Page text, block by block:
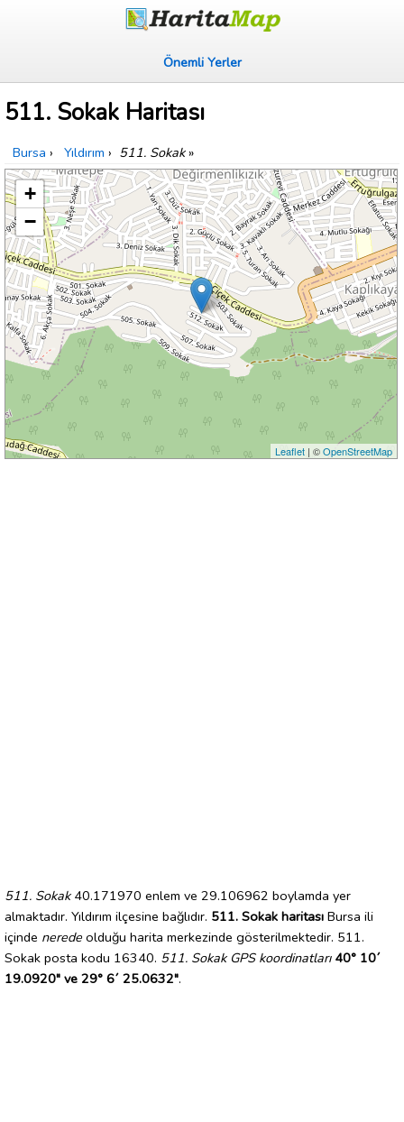
Önemli Yerler
511. Sokak Haritası
Bursa › Yıldırım › 511. Sokak»
+
−
Leaflet| ©OpenStreetMap
511. Sokak40.171970 enlem ve 29.106962 boylamda yer
almaktadır. Yıldırım ilçesine bağlıdır. 511. Sokak haritası Bursa ili
içinde nerede olduğu harita merkezinde gösterilmektedir. 511.
Sokak posta kodu 16340. 511. Sokak GPS koordinatları 40° 10´
19.0920" ve 29° 6´ 25.0632".